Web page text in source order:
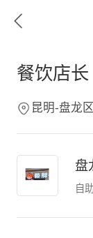
餐饮店长
昆明-盘龙区
盘
自